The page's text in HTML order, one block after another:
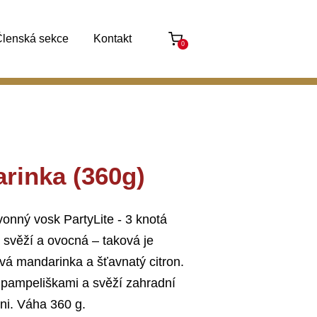
sekce Kontakt 0
(360g)
vosk PartyLite - 3 knotá
a ovocná – taková je
mandarinka a šťavnatý citron.
a svěží zahradní
Váha 360 g.